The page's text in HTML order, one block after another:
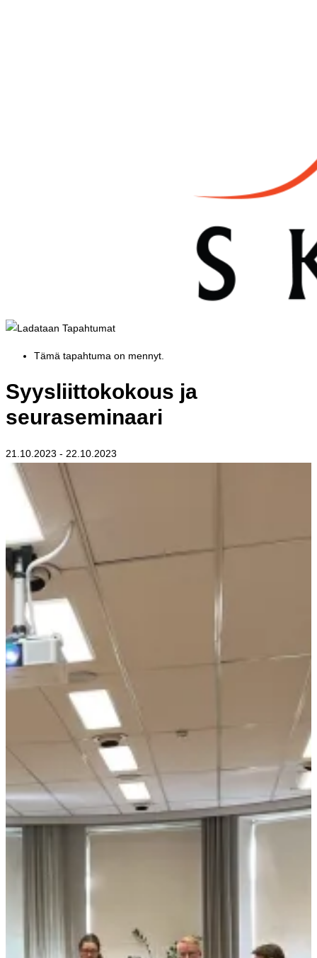
Tämä tapahtuma on mennyt.
Syysliittokokous ja
seuraseminaari
21.10.2023 - 22.10.2023